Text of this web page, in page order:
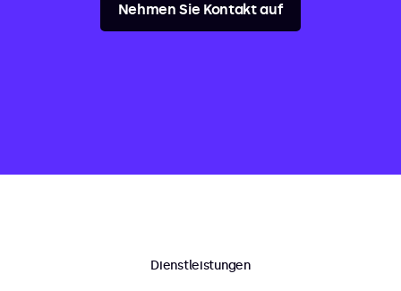
Nehmen Sie Kontakt auf
Dienstleistungen